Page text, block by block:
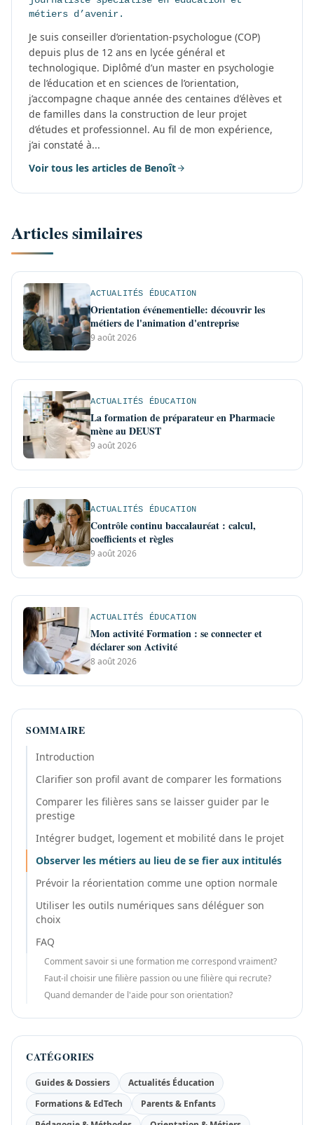
métiers d’avenir.
Je suis conseiller d’orientation-psychologue (COP)
depuis plus de 12 ans en lycée général et
technologique. Diplômé d’un master en psychologie
de l’éducation et en sciences de l’orientation,
j’accompagne chaque année des centaines d’élèves et
de familles dans la construction de leur projet
d’études et professionnel. Au fil de mon expérience,
j’ai constaté à...
Voir tous les articles de Benoît
Articles similaires
ACTUALITÉS ÉDUCATION
Orientation événementielle: découvrir les
métiers de l'animation d'entreprise
9 août 2026
ACTUALITÉS ÉDUCATION
La formation de préparateur en Pharmacie
mène au DEUST
9 août 2026
ACTUALITÉS ÉDUCATION
Contrôle continu baccalauréat : calcul,
coefficients et règles
9 août 2026
ACTUALITÉS ÉDUCATION
Mon activité Formation : se connecter et
déclarer son Activité
8 août 2026
SOMMAIRE
Introduction
Clarifier son profil avant de comparer les formations
Comparer les filières sans se laisser guider par le
prestige
Intégrer budget, logement et mobilité dans le projet
Observer les métiers au lieu de se fier aux intitulés
Prévoir la réorientation comme une option normale
Utiliser les outils numériques sans déléguer son
choix
FAQ
Comment savoir si une formation me correspond vraiment?
Faut-il choisir une filière passion ou une filière qui recrute?
Quand demander de l'aide pour son orientation?
CATÉGORIES
Guides & Dossiers
Actualités Éducation
Formations & EdTech
Parents & Enfants